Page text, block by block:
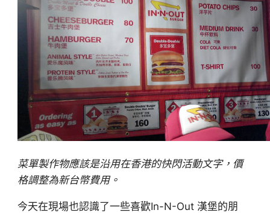
菜單製作物應該是沿用在香港的快閃活動文字，價
格調整為新台幣費用。
今天在現場也認識了一些喜歡In-N-Out 漢堡的朋